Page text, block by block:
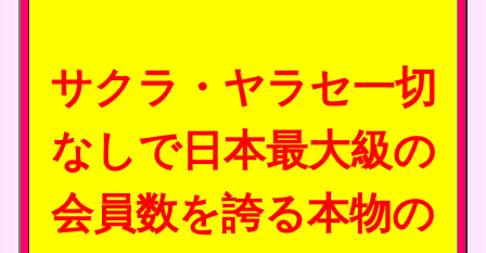
サクラ・ヤラセ一切
なしで日本最大級の
会員数を誇る本物の